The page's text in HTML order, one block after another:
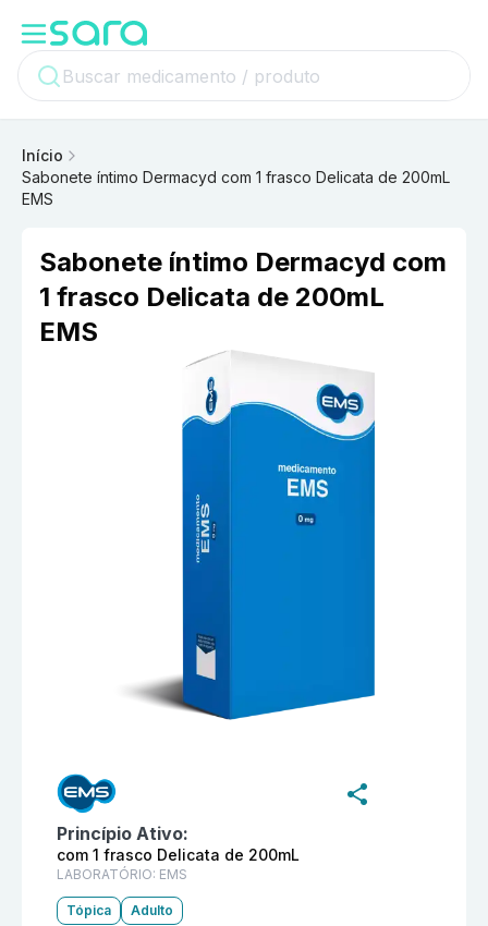
Início
Sabonete íntimo Dermacyd com 1 frasco Delicata de 200mL
EMS
Sabonete íntimo Dermacyd com
1 frasco Delicata de 200mL
EMS
Princípio Ativo:
com 1 frasco Delicata de 200mL
LABORATÓRIO: EMS
Tópica Adulto